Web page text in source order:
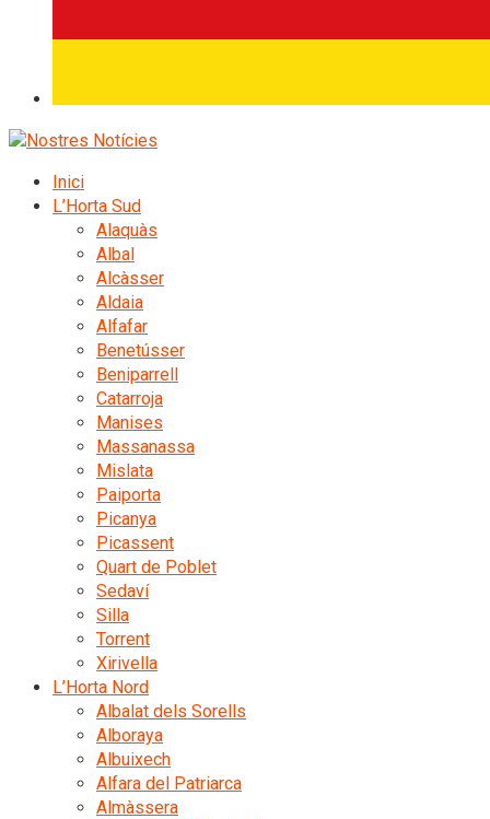
Inici
L’Horta Sud
Alaquàs
Albal
Alcàsser
Aldaia
Alfafar
Benetússer
Beniparrell
Catarroja
Manises
Massanassa
Mislata
Paiporta
Picanya
Picassent
Quart de Poblet
Sedaví
Silla
Torrent
Xirivella
L’Horta Nord
Albalat dels Sorells
Alboraya
Albuixech
Alfara del Patriarca
Almàssera